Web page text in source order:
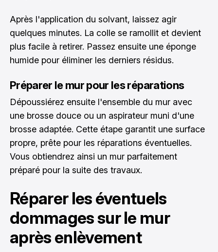
Après l'application du solvant, laissez agir
quelques minutes. La colle se ramollit et devient
plus facile à retirer. Passez ensuite une éponge
humide pour éliminer les derniers résidus.
Préparer le mur pour les réparations
Dépoussiérez ensuite l'ensemble du mur avec
une brosse douce ou un aspirateur muni d'une
brosse adaptée. Cette étape garantit une surface
propre, prête pour les réparations éventuelles.
Vous obtiendrez ainsi un mur parfaitement
préparé pour la suite des travaux.
Réparer les éventuels
dommages sur le mur
après enlèvement